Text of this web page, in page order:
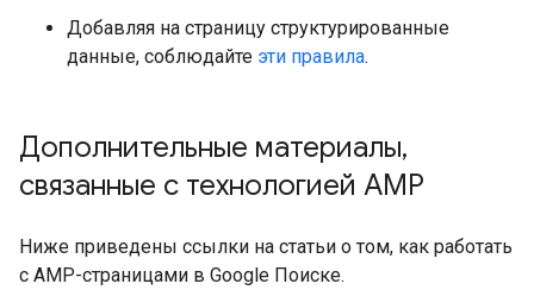
Добавляя на страницу структурированные
данные, соблюдайте эти правила.
Дополнительные материалы,
связанные с технологией AMP
Ниже приведены ссылки на статьи о том, как работать
с AMP-страницами в Google Поиске.